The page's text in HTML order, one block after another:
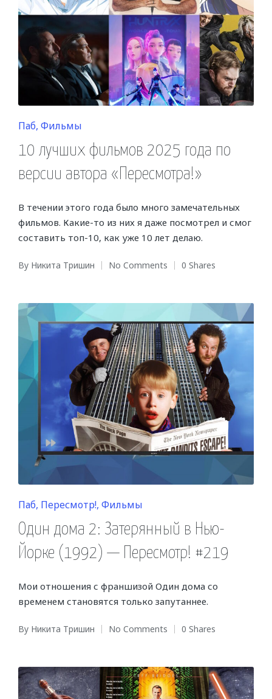
Posted
in
Паб Фильмы
10 лучших фильмов 2025 года по
версии автора «Пересмотра!»
В течении этого года было много замечательных
фильмов. Какие-то из них я даже посмотрел и смог
составить топ-10, как уже 10 лет делаю.
Posted
By Никита Тришин No Comments 0 Shares
Posted
in
Паб Пересмотр! Фильмы
Один дома 2: Затерянный в Нью-
Йорке (1992) — Пересмотр! #219
Мои отношения с франшизой Один дома со
временем становятся только запутаннее.
Posted
By Никита Тришин No Comments 0 Shares